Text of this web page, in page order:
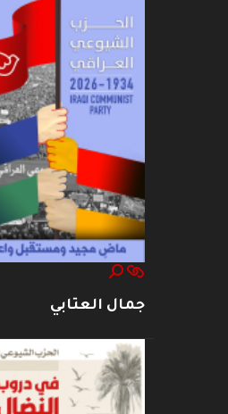
جمال العتابي